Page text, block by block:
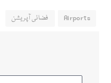
Airports فضائی آپریشن